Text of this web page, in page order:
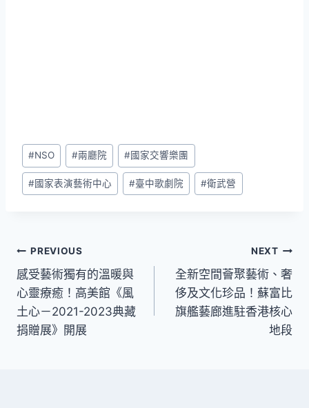
Post
Tags:
#NSO #兩廳院 #國家交響樂團
#國家表演藝術中心 #臺中歌劇院 #衛武營
文
章
導
覽
PREVIOUS
感受藝術獨有的溫暖與
心靈療癒！高美館《風
土心－2021-2023典藏
捐贈展》開展
NEXT
全新空間薈聚藝術、奢
侈及文化珍品！蘇富比
旗艦藝廊進駐香港核心
地段